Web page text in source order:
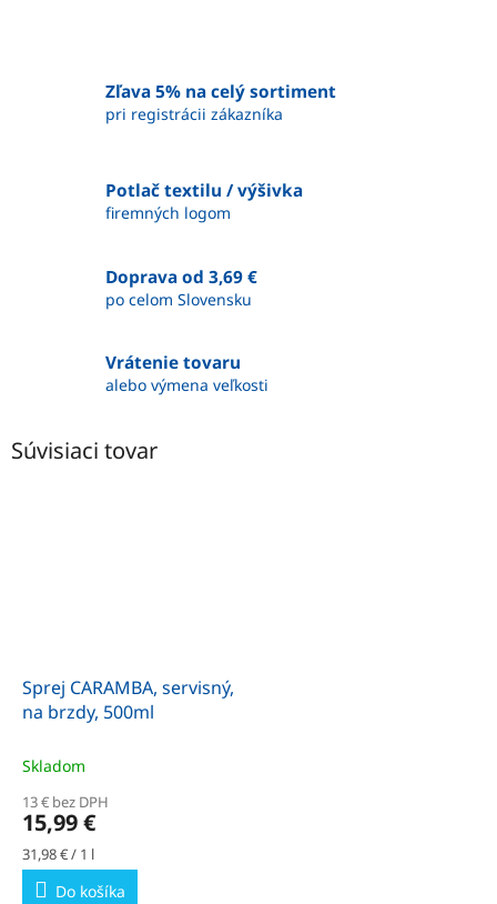
Zľava 5% na celý sortiment
pri registrácii zákazníka
Potlač textilu / výšivka
firemných logom
Doprava od 3,69 €
po celom Slovensku
Vrátenie tovaru
alebo výmena veľkosti
Súvisiaci tovar
Sprej CARAMBA, servisný,
na brzdy, 500ml
Skladom
13 € bez DPH
15,99 €
Jednotková
cena:
31,98 € / 1 l
Do košíka